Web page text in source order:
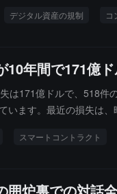
ストプラクティスから
、実行できるかどうか
ます。
デジタル資産の規制 コ
10年間で171億
は171億ドルで、518件
います。最近の損失は
スマートコントラクト